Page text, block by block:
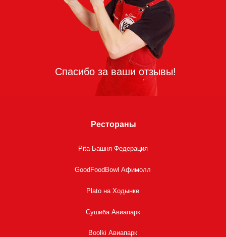
Рестораны
Pita Башня Федерация
GoodFoodBowl Афимолл
Plato на Ходынке
Сушиба Авиапарк
Boolki Авиапарк